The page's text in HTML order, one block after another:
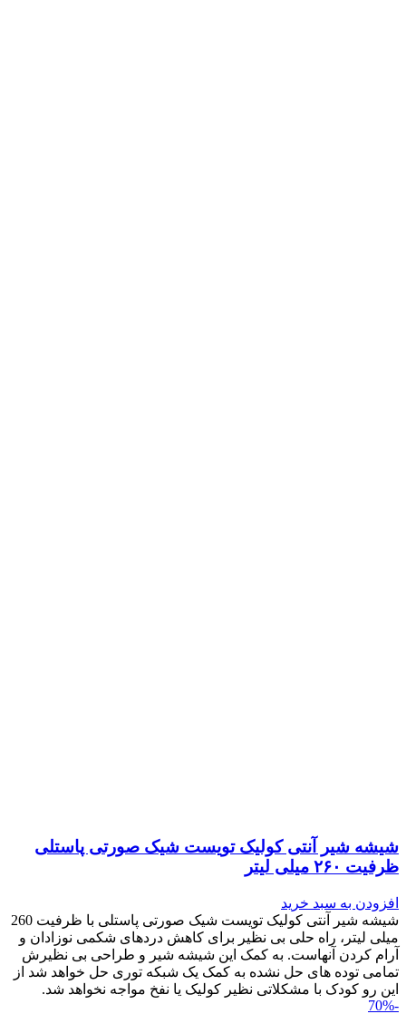
شیشه شیر آنتی کولیک تویست شیک صورتی پاستلی
ظرفیت ۲۶۰ میلی لیتر
افزودن به سبد خرید
شیشه شیر آنتی کولیک تویست شیک صورتی پاستلی با ظرفیت 260
میلی لیتر، راه حلی بی نظیر برای کاهش دردهای شکمی نوزادان و
آرام کردن آنهاست. به کمک این شیشه شیر و طراحی بی نظیرش
تمامی توده های حل نشده به کمک یک شبکه توری حل خواهد شد از
این رو کودک با مشکلاتی نظیر کولیک یا نفخ مواجه نخواهد شد.
-70%